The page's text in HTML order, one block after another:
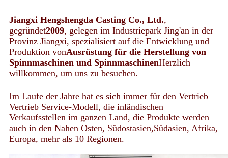
Jiangxi Hengshengda Casting Co., Ltd.,
gegründet2009, gelegen im Industriepark Jing'an in der
Provinz Jiangxi, spezialisiert auf die Entwicklung und
Produktion vonAusrüstung für die Herstellung von
Spinnmaschinen und SpinnmaschinenHerzlich
willkommen, um uns zu besuchen.
Im Laufe der Jahre hat es sich immer für den Vertrieb
Vertrieb Service-Modell, die inländischen
Verkaufsstellen im ganzen Land, die Produkte werden
auch in den Nahen Osten, Südostasien,Südasien, Afrika,
Europa, mehr als 10 Regionen.